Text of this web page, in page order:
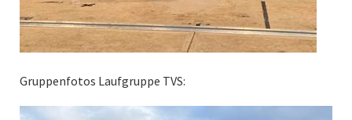
Gruppenfotos Laufgruppe TVS: